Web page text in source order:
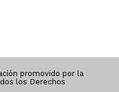
promovido por la
los Derechos